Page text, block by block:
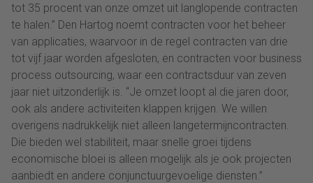
tot 35 procent van onze omzet uit langlopende contracten
te halen.” Den Hartog noemt contracten voor het beheer
van applicaties, waarvoor in de regel contracten van drie
tot vijf jaar worden afgesloten, en contracten voor business
process outsourcing, waar een contractsduur van zeven
jaar niet uitzonderlijk is. “Je omzet loopt al die jaren door,
ook als andere activiteiten klappen krijgen. We willen
overigens nadrukkelijk niet alleen langetermijncontracten.
Die bieden wel stabiliteit, maar snelle groei tijdens
economische bloei is alleen mogelijk als je ook projecten
aanbiedt en andere conjunctuurgevoelige diensten.”